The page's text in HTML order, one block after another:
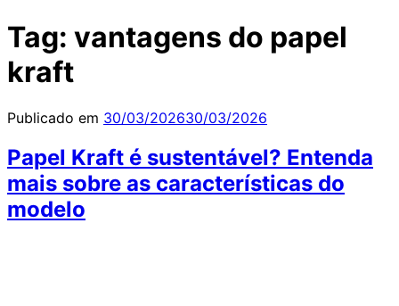
Tag: vantagens do papel
kraft
Publicado em 30/03/202630/03/2026
Papel Kraft é sustentável? Entenda
mais sobre as características do
modelo